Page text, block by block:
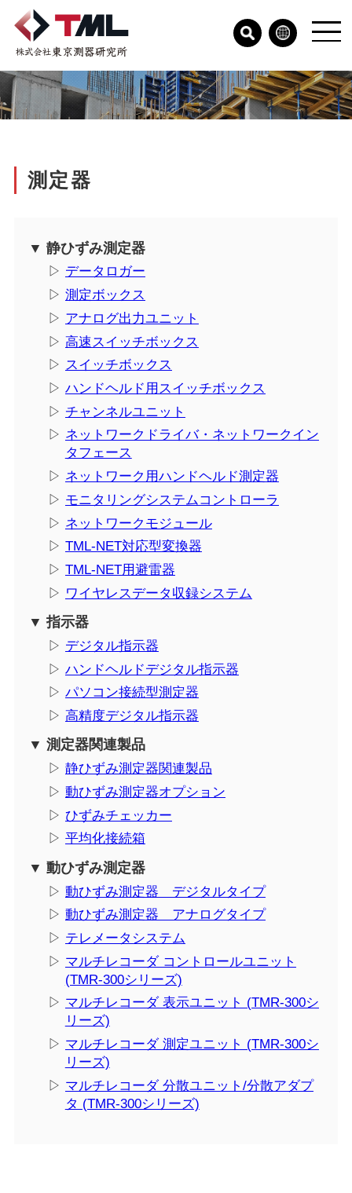
測定器
▼ 静ひずみ測定器
▷ データロガー
▷ 測定ボックス
▷ アナログ出力ユニット
▷ 高速スイッチボックス
▷ スイッチボックス
▷ ハンドヘルド用スイッチボックス
▷ チャンネルユニット
▷ ネットワークドライバ・ネットワークイン
タフェース
▷ ネットワーク用ハンドヘルド測定器
▷ モニタリングシステムコントローラ
▷ ネットワークモジュール
▷ TML-NET対応型変換器
▷ TML-NET用避雷器
▷ ワイヤレスデータ収録システム
▼ 指示器
▷ デジタル指示器
▷ ハンドヘルドデジタル指示器
▷ パソコン接続型測定器
▷ 高精度デジタル指示器
▼ 測定器関連製品
▷ 静ひずみ測定器関連製品
▷ 動ひずみ測定器オプション
▷ ひずみチェッカー
▷ 平均化接続箱
▼ 動ひずみ測定器
▷ 動ひずみ測定器 デジタルタイプ
▷ 動ひずみ測定器 アナログタイプ
▷ テレメータシステム
▷ マルチレコーダ コントロールユニット
(TMR-300シリーズ)
▷ マルチレコーダ 表示ユニット (TMR-300シ
リーズ)
▷ マルチレコーダ 測定ユニット (TMR-300シ
リーズ)
▷ マルチレコーダ 分散ユニット/分散アダプ
タ (TMR-300シリーズ)